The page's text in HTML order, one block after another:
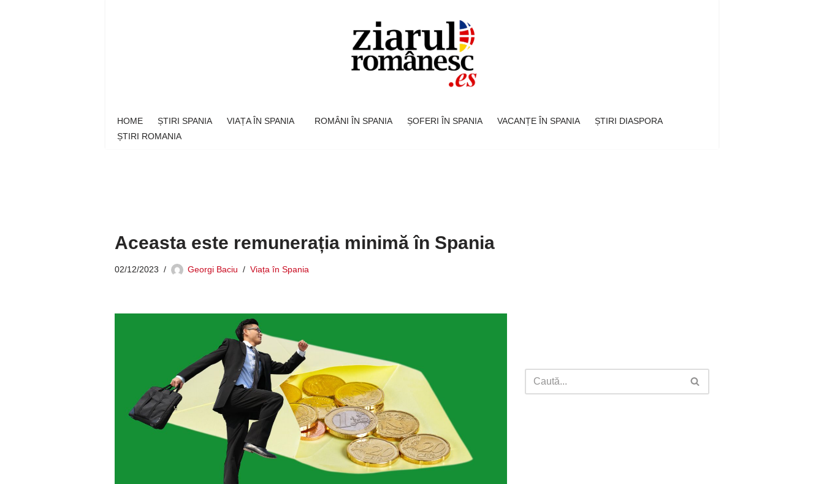
HOME ȘTIRI SPANIA VIAȚA ÎN SPANIA ROMÂNI ÎN SPANIA ȘOFERI ÎN SPANIA VACANȚE ÎN SPANIA
ȘTIRI DIASPORA
ȘTIRI ROMANIA
Aceasta este remunerația minimă în Spania
02/12/2023 Georgi Baciu Viața în Spania